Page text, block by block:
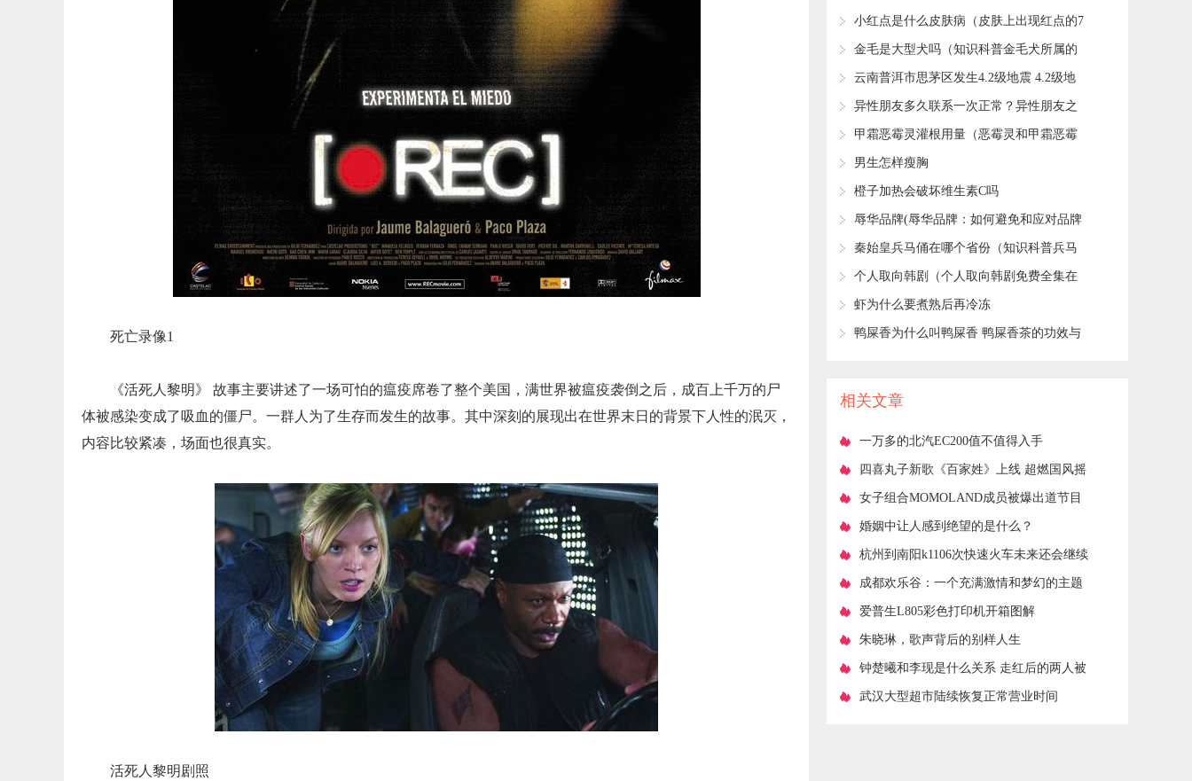
死亡录像1
《活死人黎明》 故事主要讲述了一场可怕的瘟疫席卷了整个美国，满世界被瘟疫袭倒之后，成百上千万的尸
体被感染变成了吸血的僵尸。一群人为了生存而发生的故事。其中深刻的展现出在世界末日的背景下人性的泯灭，
内容比较紧凑，场面也很真实。
活死人黎明剧照
​小红点是什么皮肤病（皮肤上出现红点的7
个病因）
​金毛是大型犬吗（知识科普金毛犬所属的
类型）
​云南普洱市思茅区发生4.2级地震 4.2级地
震破坏力如何？
​异性朋友多久联系一次正常？异性朋友之
间到底有没有纯友谊？
​甲霜恶霉灵灌根用量（恶霉灵和甲霜恶霉
灵灌根哪个好）
​男生怎样瘦胸
​橙子加热会破坏维生素C吗
​辱华品牌(辱华品牌：如何避免和应对品牌
辱华事件)
​秦始皇兵马俑在哪个省份（知识科普兵马
俑的地理位置）
​个人取向韩剧（个人取向韩剧免费全集在
线观看）
​虾为什么要煮熟后再冷冻
​鸭屎香为什么叫鸭屎香 鸭屎香茶的功效与
相关文章
​一万多的北汽EC200值不值得入手
​四喜丸子新歌《百家姓》上线 超燃国风摇
滚传承民族文化瑰宝
​女子组合MOMOLAND成员被爆出道节目
造假 事务所反指遭其母威胁
​婚姻中让人感到绝望的是什么？
​杭州到南阳k1106次快速火车未来还会继续
回归上海南站始发终到吗
​成都欢乐谷：一个充满激情和梦幻的主题
公园
​爱普生L805彩色打印机开箱图解
​朱晓琳，歌声背后的别样人生
​钟楚曦和李现是什么关系 走红后的两人被
曝出恋情
​武汉大型超市陆续恢复正常营业时间